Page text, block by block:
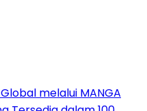
melalui MANGA